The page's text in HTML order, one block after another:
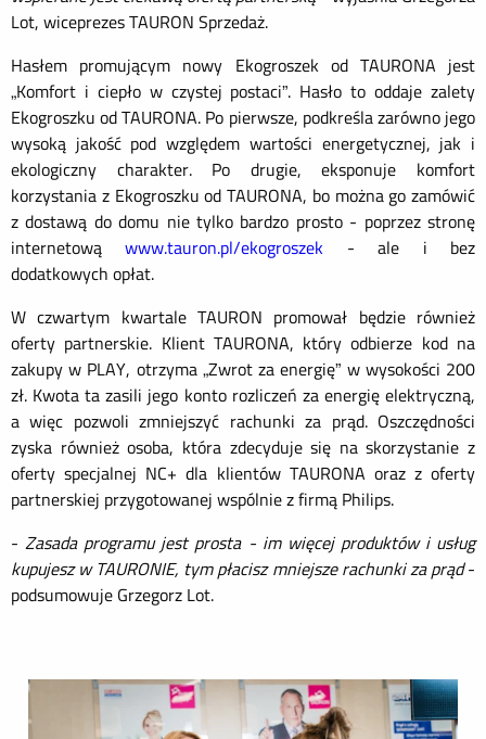
Lot, wiceprezes TAURON Sprzedaż.
Hasłem promującym nowy Ekogroszek od TAURONA jest
„Komfort i ciepło w czystej postaci”. Hasło to oddaje zalety
Ekogroszku od TAURONA. Po pierwsze, podkreśla zarówno jego
wysoką jakość pod względem wartości energetycznej, jak i
ekologiczny charakter. Po drugie, eksponuje komfort
korzystania z Ekogroszku od TAURONA, bo można go zamówić
z dostawą do domu nie tylko bardzo prosto - poprzez stronę
internetowąwww.tauron.pl/ekogroszek - ale i bez
dodatkowych opłat.
W czwartym kwartale TAURON promował będzie również
oferty partnerskie. Klient TAURONA, który odbierze kod na
zakupy w PLAY, otrzyma „Zwrot za energię” w wysokości 200
zł. Kwota ta zasili jego konto rozliczeń za energię elektryczną,
a więc pozwoli zmniejszyć rachunki za prąd. Oszczędności
zyska również osoba, która zdecyduje się na skorzystanie z
oferty specjalnej NC+ dla klientów TAURONA oraz z oferty
partnerskiej przygotowanej wspólnie z firmą Philips.
-Zasada programu jest prosta - im więcej produktów i usług
kupujesz w TAURONIE, tym płacisz mniejsze rachunki za prąd-
podsumowuje Grzegorz Lot.